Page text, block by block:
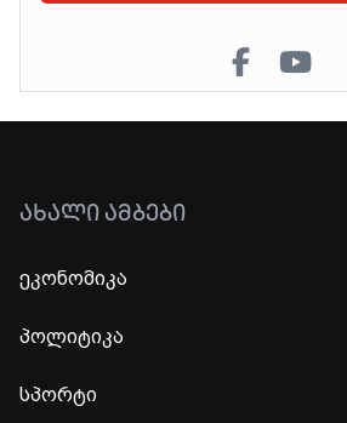
ᲐᲮᲐᲚᲘ ᲐᲛᲑᲔᲑᲘ
ეკონომიკა
პოლიტიკა
სპორტი